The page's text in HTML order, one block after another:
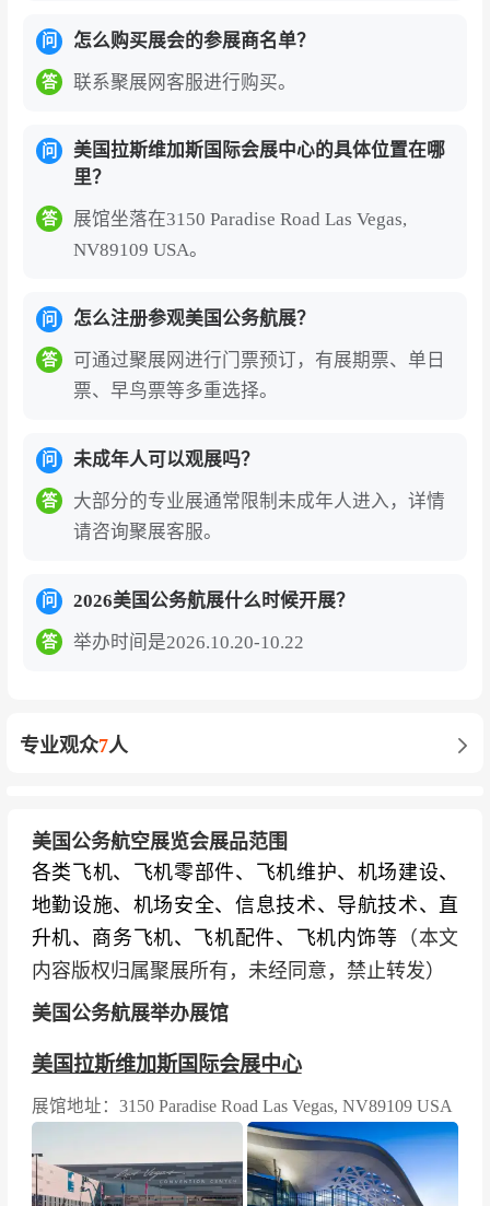
问 怎么购买展会的参展商名单？
答 联系聚展网客服进行购买。
问
美国拉斯维加斯国际会展中心的具体位置在哪
里？
答
展馆坐落在3150 Paradise Road Las Vegas,
NV89109 USA。
问 怎么注册参观美国公务航展？
答
可通过聚展网进行门票预订，有展期票、单日
票、早鸟票等多重选择。
问 未成年人可以观展吗？
答
大部分的专业展通常限制未成年人进入，详情
请咨询聚展客服。
问 2026美国公务航展什么时候开展？
答 举办时间是2026.10.20-10.22
专业观众7人
美国公务航空展览会展品范围
各类飞机、飞机零部件、飞机维护、机场建设、
地勤设施、机场安全、信息技术、导航技术、直
升机、商务飞机、飞机配件、飞机内饰等 （本文
内容版权归属聚展所有，未经同意，禁止转发）
美国公务航展举办展馆
美国拉斯维加斯国际会展中心
展馆地址：3150 Paradise Road Las Vegas, NV89109 USA